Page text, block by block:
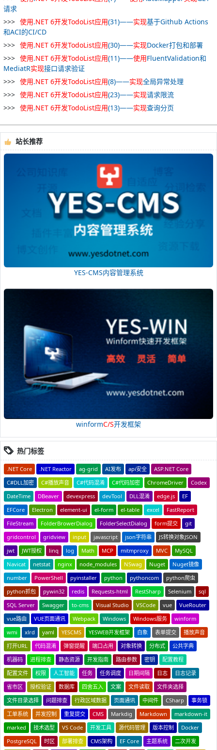
请求
使用.NET 6开发TodoList应用(31)——实现基于Github Actions
和ACI的CI/CD
使用.NET 6开发TodoList应用(30)——实现Docker打包和部署
使用.NET 6开发TodoList应用(11)——使用FluentValidation和
MediatR实现接口请求验证
使用.NET 6开发TodoList应用(8)——实现全局异常处理
使用.NET 6开发TodoList应用(23)——实现请求限流
使用.NET 6开发TodoList应用(13)——实现查询分页
站长推荐
YES-CMS内容管理系统
winformC/S开发框架
热门标签
.NET Core .NET Reactor ag-grid AI发布 api安全
ASP.NET Core
C#DLL加密
C#播放声音 C#代码混淆 C#代码加密 ChromeDriver
Codex
DateTime
DBeaver devexpress devTool DLL混淆 edge.js
EF
EFCore
Electron element-ui el-form el-table excel
FastReport
FileStream
FolderBrowerDialog FolderSelectDialog form提交
git
gridcontrol
gridview input javascript json字符串
JS转换对象JSON
jwt
JWT授权 linq log Math MCP mitmproxy MVC
MySQL
Navicat
netstat nginx node_modules NSwag Nuget
Nuget镜像
number
PowerShell pyinstaller python pythoncom
python爬虫
python抓包
pywin32 redis Requests-html RestSharp Selenium
sql
SQL Server
Swagger to-cms Visual Studio VSCode vue
VueRouter
vue路由
VUE页面通讯 Webpack Windows Windows服务
winform
wmi
xlrd yaml YESCMS YESWEB开发框架 白象 表单提交
播放声音
打开URL
代码混淆 弹窗提醒 端口占用 对象转换 分布式
公共字典
机器码
进程排查 静态资源 开发指南 路由参数 密钥
配置教程
配置文件
权限 人工智能 任务 任务调度 日期间隔 日志
日志记录
省市区
授权验证 数据库 四舍五入 文案 文件读取
文件夹选择
文件目录选择
问题排查 行政区域数据 页面通讯 中间件 CSharp
事务锁
工单系统
并发控制 重复提交 CMS Markdig Markdown
markdown-it
marked
技术选型 VS Code 开发工具 源代码管理 版本控制
Docker
PostgreSQL
时区 部署排查 CMS架构 EF Core 主题系统
二次开发